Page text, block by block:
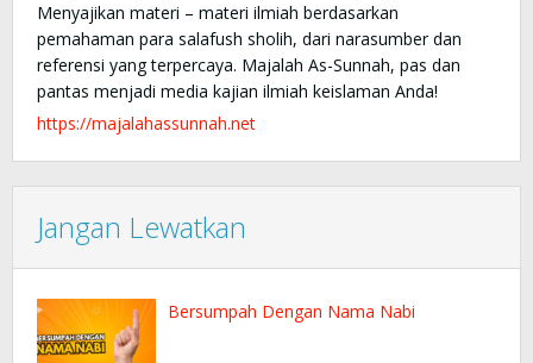
Menyajikan materi – materi ilmiah berdasarkan
pemahaman para salafush sholih, dari narasumber dan
referensi yang terpercaya. Majalah As-Sunnah, pas dan
pantas menjadi media kajian ilmiah keislaman Anda!
https://majalahassunnah.net
Jangan Lewatkan
Bersumpah Dengan Nama Nabi